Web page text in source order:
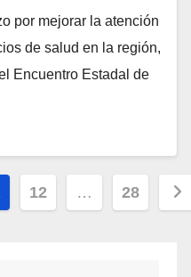
por mejorar la atención
de salud en la región,
Encuentro Estadal de
12 … 28